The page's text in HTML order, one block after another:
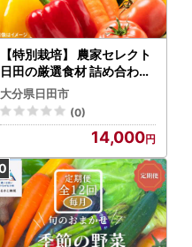
【特別栽培】 農家セレクト
日田の厳選食材 詰め合わせ
日田市 野菜 果物 米 産地直
送 新鮮 セット [ARBR001]
大分県日田市
(0)
14,000